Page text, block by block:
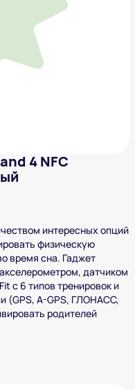
NFC MGW4059RU,
4 NFC
интересных опций
физическую
время сна. Гаджет
датчиком
с 6 типов тренировок и
(GPS, A-GPS, ГЛОНАСС,
родителей